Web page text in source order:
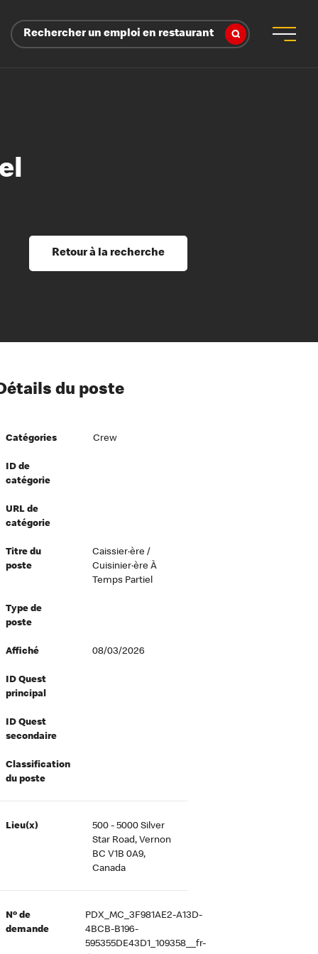
Rechercher un emploi en restaurant
et perfectionnement
du savoir
à l’égard de nos employés
directeurs
équité et inclusion
au travail
Retour à la recherche
du poste
Catégories Crew
ID de
catégorie
URL de
catégorie
Titre du
poste
Caissier·ère /
Cuisinier·ère À
Temps Partiel
Type de
poste
Affiché 08/03/2026
ID Quest
principal
ID Quest
secondaire
Classification
du poste
Lieu(x)
500 - 5000 Silver
Star Road, Vernon
BC V1B 0A9,
Canada
Nº de
demande
PDX_MC_3F981AE2-A13D-
4BCB-B196-
595355DE43D1_109358__fr-